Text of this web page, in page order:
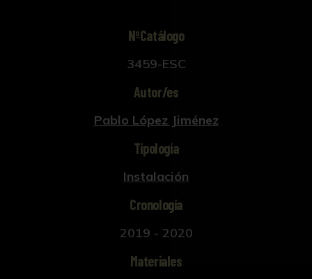
NºCatálogo
3459-ESC
Autor/es
Pablo López Jiménez
Tipología
Instalación
Cronología
2019 - 2020
Materiales